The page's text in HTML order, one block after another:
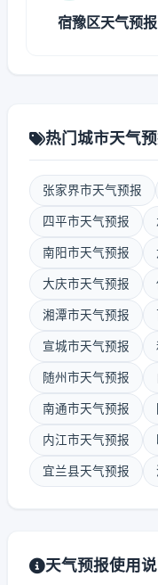
宿豫区天气预报
热门城市天气
张家界市天气预报
四平市天气预报
南阳市天气预报
大庆市天气预报
湘潭市天气预报
宣城市天气预报
随州市天气预报
南通市天气预报
内江市天气预报
宜兰县天气预报
天气预报使用